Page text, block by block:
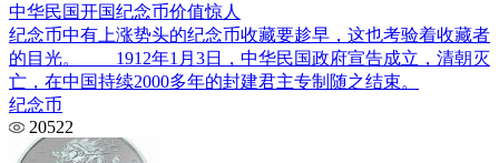
中华民国开国纪念币价值惊人
纪念币中有上涨势头的纪念币收藏要趁早，这也考验着收藏者
的目光。 1912年1月3日，中华民国政府宣告成立，清朝灭
亡，在中国持续2000多年的封建君主专制随之结束。
纪念币
20522